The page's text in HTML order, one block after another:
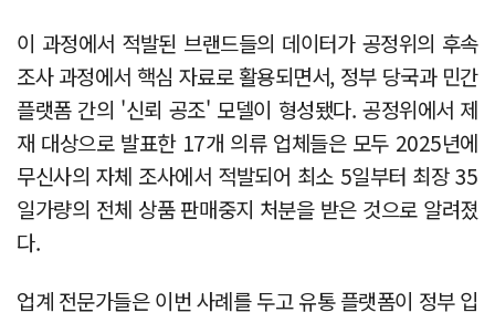
이 과정에서 적발된 브랜드들의 데이터가 공정위의 후속
조사 과정에서 핵심 자료로 활용되면서, 정부 당국과 민간
플랫폼 간의 '신뢰 공조' 모델이 형성됐다. 공정위에서 제
재 대상으로 발표한 17개 의류 업체들은 모두 2025년에
무신사의 자체 조사에서 적발되어 최소 5일부터 최장 35
일가량의 전체 상품 판매중지 처분을 받은 것으로 알려졌
다.
업계 전문가들은 이번 사례를 두고 유통 플랫폼이 정부 입